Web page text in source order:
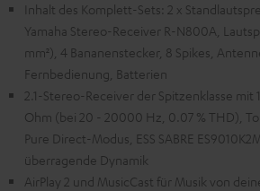
Inhalt des Komplett-Sets: 2 x
Yamaha Stereo-Receiver R-N800A,
mm²), 4 Bananenstecker, 8 Spikes,
Fernbedienung, Batterien
2.1-Stereo-Receiver der Spitzenklasse mit
Ohm (bei 20 - 20000 Hz, 0.07 % THD),
Pure Direct-Modus, ESS SABRE
überragende Dynamik
AirPlay 2 und MusicCast für Musik von